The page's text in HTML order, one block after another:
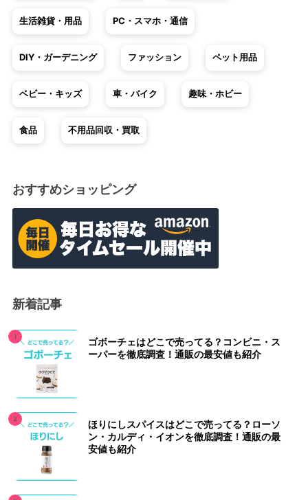
生活雑貨・用品 PC・スマホ・通信
DIY・ガーデニング ファッション ペット用品
ベビー・キッズ 車・バイク 趣味・ホビー
食品 不用品回収・買取
おすすめショッピング
新着記事
ゴボーチェはどこで売ってる？コンビニ・ス
ーパーを徹底調査！通販の最安値も紹介
ほりにしスパイスはどこで売ってる？ローソ
ン・カルディ・イオンを徹底調査！通販の最
安値も紹介